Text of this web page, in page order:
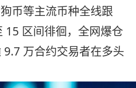
币等主流币种全线跟
15 区间徘徊，全网爆仓
万合约交易者在多头